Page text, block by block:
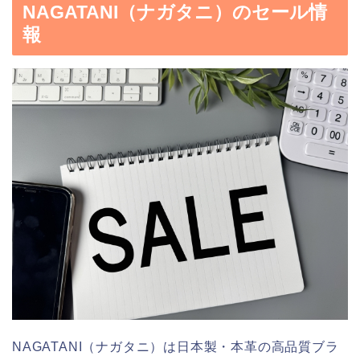
NAGATANI（ナガタニ）のセール情
報
NAGATANI（ナガタニ）は日本製・本革の高品質ブラ